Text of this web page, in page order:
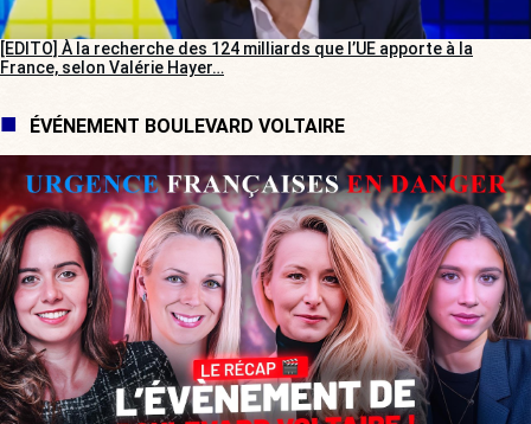
[EDITO] À la recherche des 124 milliards que l’UE apporte à la
France, selon Valérie Hayer…
ÉVÉNEMENT BOULEVARD VOLTAIRE